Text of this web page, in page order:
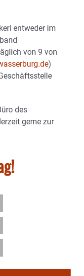
entweder im
von 9 von
)
des
gerne zur